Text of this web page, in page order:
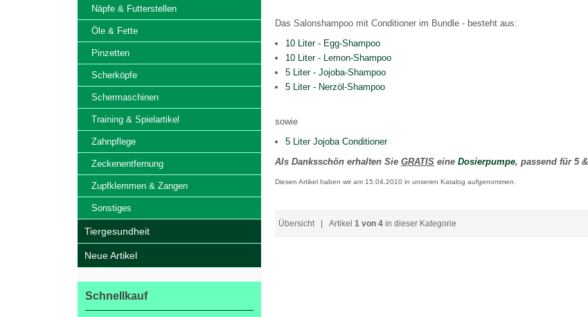
Das Salonshampoo mit Conditioner im Bundle - besteht aus:
10 Liter - Egg-Shampoo
10 Liter - Lemon-Shampoo
5 Liter - Jojoba-Shampoo
5 Liter - Nerzöl-Shampoo
sowie
5 Liter Jojoba Conditioner
Als Danksschön erhalten Sie GRATIS eine Dosierpumpe, passend für 5
Diesen Artikel haben wir am 15.04.2010 in unseren Katalog aufgenommen.
Übersicht| Artikel 1 von 4 in dieser Kategorie
Näpfe & Futterstellen
Öle & Fette
Pinzetten
Scherköpfe
Schermaschinen
Training & Spielartikel
Zahnpflege
Zeckenentfernung
Zupfklemmen & Zangen
Sonstiges
Tiergesundheit
Neue Artikel
Schnellkauf